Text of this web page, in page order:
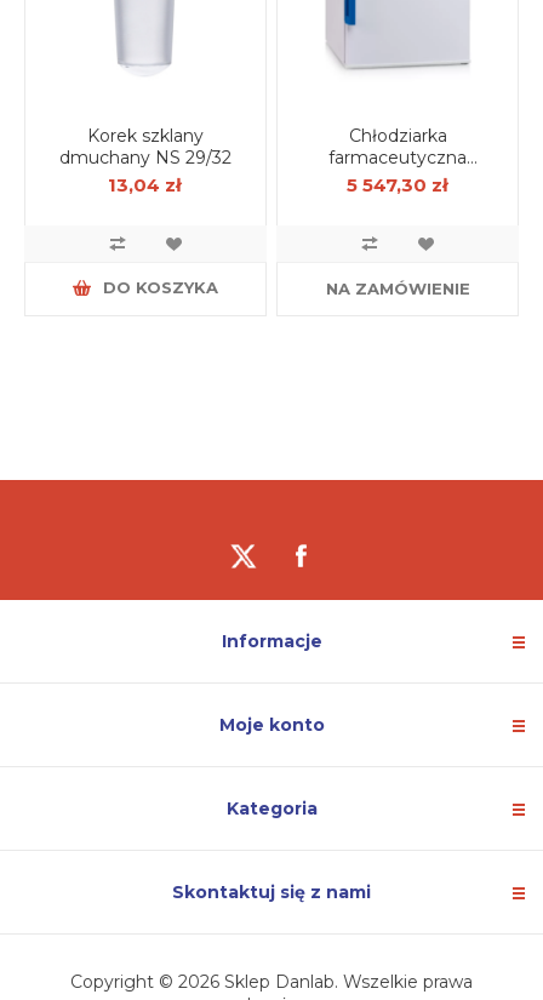
Korek szklany
dmuchany NS 29/32
13,04 zł
DO KOSZYKA
Chłodziarka
farmaceutyczna
kompaktowa Labcold
36 l
5 547,30 zł
NA ZAMÓWIENIE
Informacje
Moje konto
Kategoria
Skontaktuj się z nami
Copyright © 2026 Sklep Danlab. Wszelkie prawa